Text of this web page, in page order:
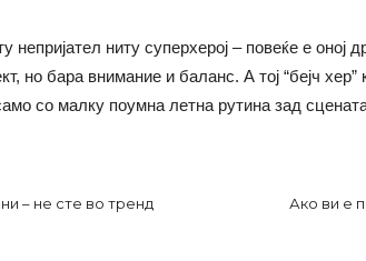
непријател ниту суперхерој – повеќе е оној
но бара внимание и баланс. А тој “бејч хер”
со малку поумна летна рутина зад
– не сте во тренд
Ако ви е